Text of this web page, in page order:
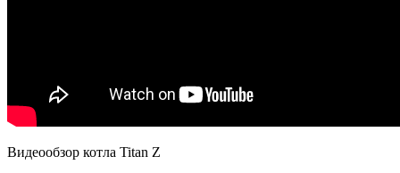
Видеообзор котла Titan Z